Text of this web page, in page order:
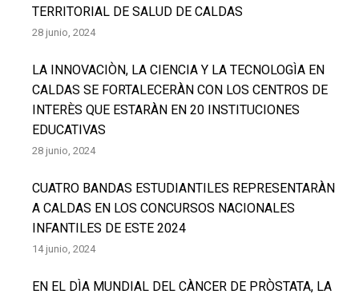
TERRITORIAL DE SALUD DE CALDAS
28 junio, 2024
LA INNOVACIÒN, LA CIENCIA Y LA TECNOLOGÌA EN
CALDAS SE FORTALECERÀN CON LOS CENTROS DE
INTERÈS QUE ESTARÀN EN 20 INSTITUCIONES
EDUCATIVAS
28 junio, 2024
CUATRO BANDAS ESTUDIANTILES REPRESENTARÀN
A CALDAS EN LOS CONCURSOS NACIONALES
INFANTILES DE ESTE 2024
14 junio, 2024
EN EL DÌA MUNDIAL DEL CÀNCER DE PRÒSTATA, LA